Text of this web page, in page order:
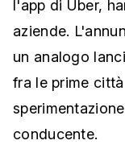
l'app di Uber,
aziende.
un analogo
fra le prime
conducente.